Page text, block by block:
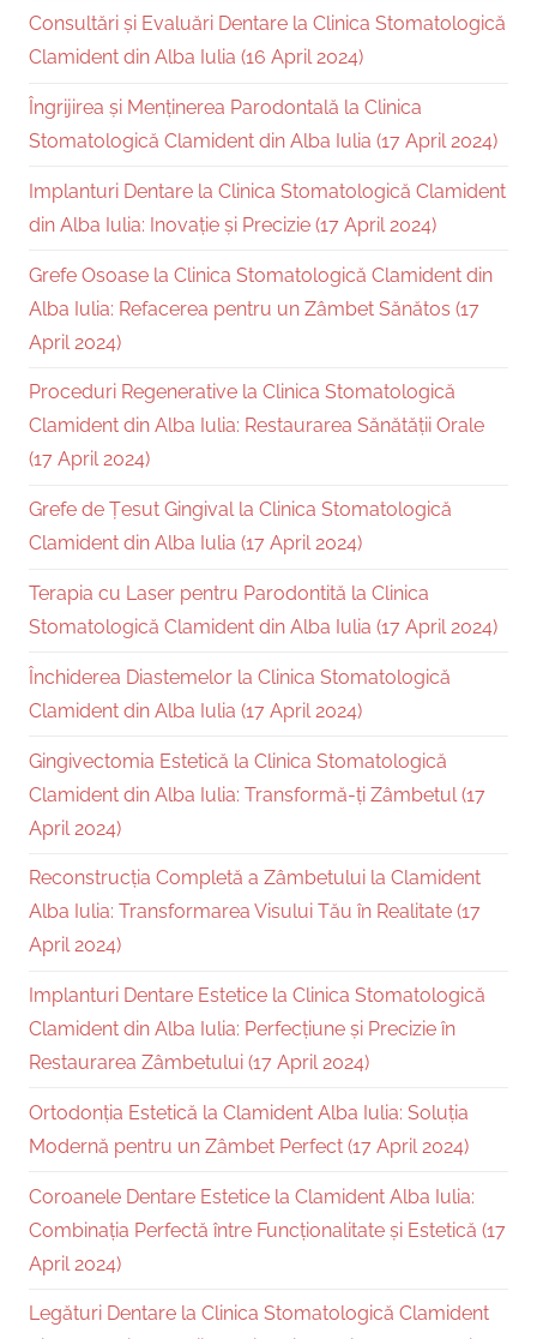
Consultări și Evaluări Dentare la Clinica Stomatologică
Clamident din Alba Iulia (16 April 2024)
Îngrijirea și Menținerea Parodontală la Clinica
Stomatologică Clamident din Alba Iulia (17 April 2024)
Implanturi Dentare la Clinica Stomatologică Clamident
din Alba Iulia: Inovație și Precizie (17 April 2024)
Grefe Osoase la Clinica Stomatologică Clamident din
Alba Iulia: Refacerea pentru un Zâmbet Sănătos (17
April 2024)
Proceduri Regenerative la Clinica Stomatologică
Clamident din Alba Iulia: Restaurarea Sănătății Orale
(17 April 2024)
Grefe de Țesut Gingival la Clinica Stomatologică
Clamident din Alba Iulia (17 April 2024)
Terapia cu Laser pentru Parodontită la Clinica
Stomatologică Clamident din Alba Iulia (17 April 2024)
Închiderea Diastemelor la Clinica Stomatologică
Clamident din Alba Iulia (17 April 2024)
Gingivectomia Estetică la Clinica Stomatologică
Clamident din Alba Iulia: Transformă-ți Zâmbetul (17
April 2024)
Reconstrucția Completă a Zâmbetului la Clamident
Alba Iulia: Transformarea Visului Tău în Realitate (17
April 2024)
Implanturi Dentare Estetice la Clinica Stomatologică
Clamident din Alba Iulia: Perfecțiune și Precizie în
Restaurarea Zâmbetului (17 April 2024)
Ortodonția Estetică la Clamident Alba Iulia: Soluția
Modernă pentru un Zâmbet Perfect (17 April 2024)
Coroanele Dentare Estetice la Clamident Alba Iulia:
Combinația Perfectă între Funcționalitate și Estetică (17
April 2024)
Legături Dentare la Clinica Stomatologică Clamident